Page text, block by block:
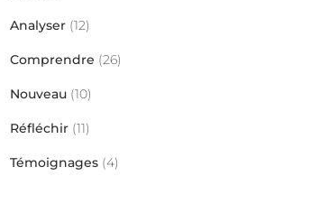
Analyser(12)
Comprendre (26)
Nouveau(10)
Réfléchir(11)
Témoignages(4)